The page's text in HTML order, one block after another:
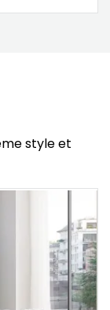
style et